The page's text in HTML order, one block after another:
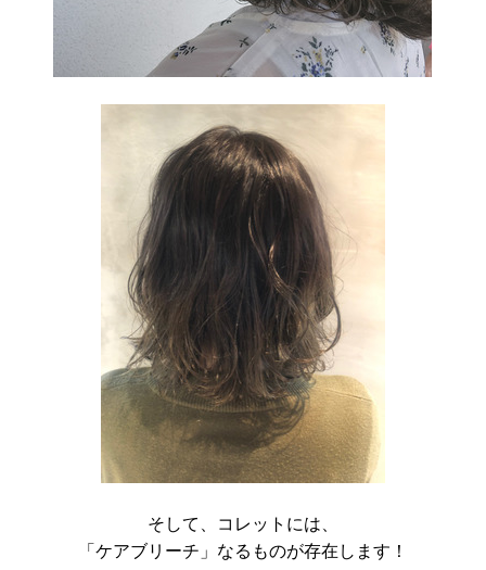
そして、コレットには、
「ケアブリーチ」なるものが存在します！